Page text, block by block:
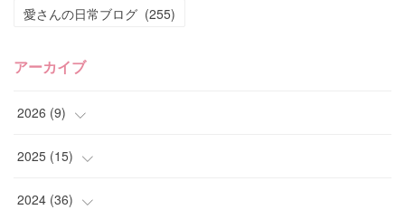
愛さんの日常ブログ (255)
アーカイブ
2026 (9)
(4)
(2)
2025 (15)
(4)
2024 (36)